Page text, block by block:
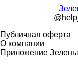
Публичная оферта
О компании
Приложение